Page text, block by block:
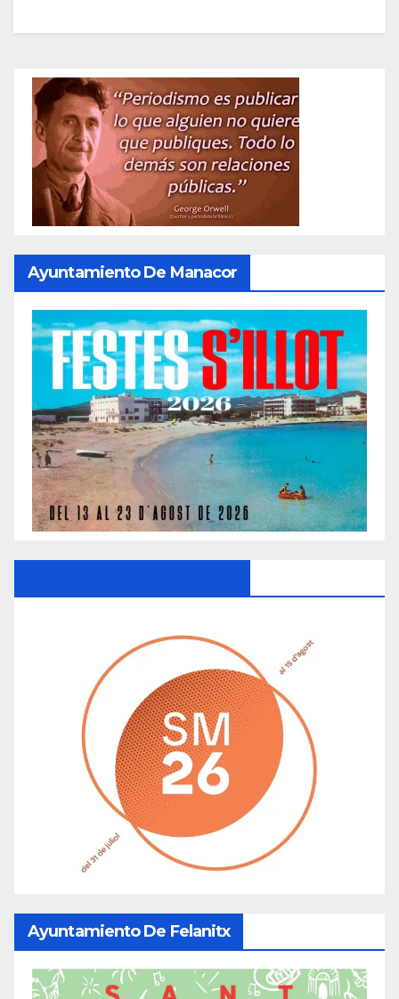
Ayuntamiento De Manacor
Ayuntamiento De Felanitx